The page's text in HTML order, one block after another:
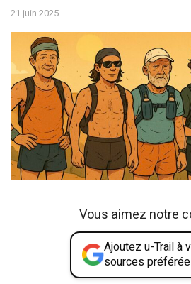
21 juin 2025
Vous aimez notre
Ajoutez u-Trail à
sources